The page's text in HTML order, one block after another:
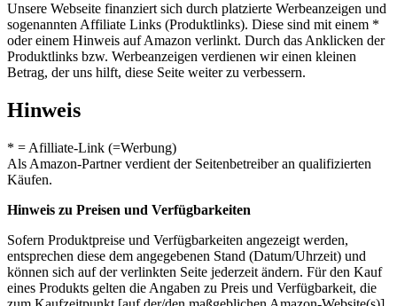
Unsere Webseite finanziert sich durch platzierte Werbeanzeigen und
sogenannten Affiliate Links (Produktlinks). Diese sind mit einem *
oder einem Hinweis auf Amazon verlinkt. Durch das Anklicken der
Produktlinks bzw. Werbeanzeigen verdienen wir einen kleinen
Betrag, der uns hilft, diese Seite weiter zu verbessern.
Hinweis
* = Afilliate-Link (=Werbung)
Als Amazon-Partner verdient der Seitenbetreiber an qualifizierten
Käufen.
Hinweis zu Preisen und Verfügbarkeiten
Sofern Produktpreise und Verfügbarkeiten angezeigt werden,
entsprechen diese dem angegebenen Stand (Datum/Uhrzeit) und
können sich auf der verlinkten Seite jederzeit ändern. Für den Kauf
eines Produkts gelten die Angaben zu Preis und Verfügbarkeit, die